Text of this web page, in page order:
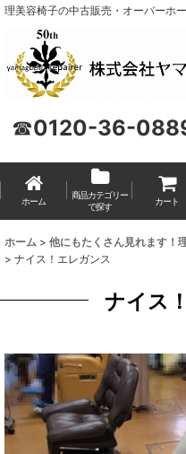
理美容椅子の中古販売・オーバーホ
☎0120-36-
ホーム
商品カテゴリー
で探す
カート
ホーム > 他にもたくさん見れます！
> ナイス！エレガンス
ナイス